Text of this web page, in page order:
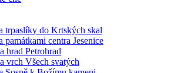
trpaslíky do Krtských skal
památkami centra Jesenice
hrad Petrohrad
vrch Všech svatých